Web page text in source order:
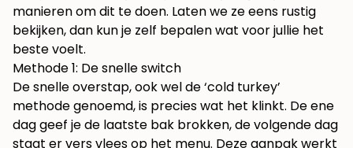
manieren om dit te doen. Laten we ze eens rustig
bekijken, dan kun je zelf bepalen wat voor jullie het
beste voelt.
Methode 1: De snelle switch
De snelle overstap, ook wel de ‘cold turkey’
methode genoemd, is precies wat het klinkt. De ene
dag geef je de laatste bak brokken, de volgende dag
staat er vers vlees op het menu. Deze aanpak werkt